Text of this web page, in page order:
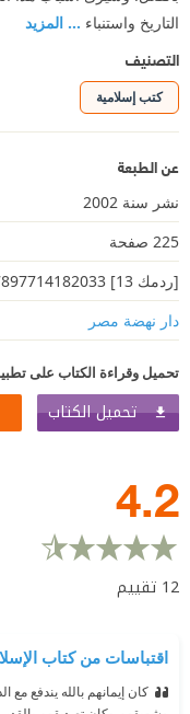
التاريخ واستنباء ... المزيد
التصنيف
كتب إسلامية
عن الطبعة
نشر سنة 2002
225 صفحة
[ردمك 13] 97897714182033
دار نهضة مصر
تحميل وقراءة الكتاب على
تحميل الكتاب
4.2
12 تقييم
اقتباسات من كتاب
كان إيمانهم بالله يندفع